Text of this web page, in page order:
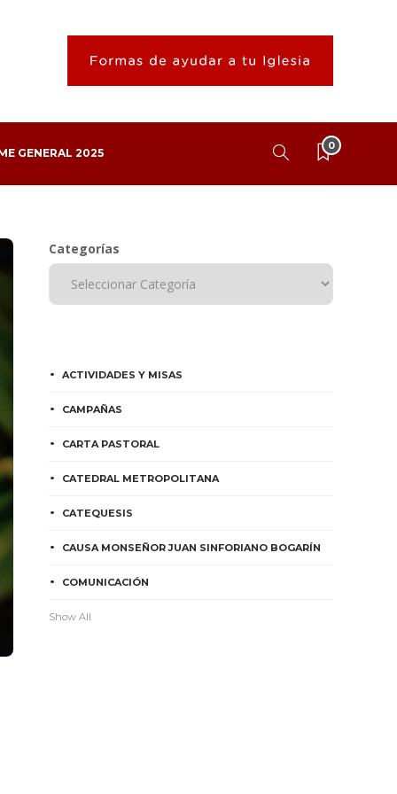
GENERAL 2025
0
Categorías
ACTIVIDADES Y MISAS
CAMPAÑAS
CARTA PASTORAL
CATEDRAL METROPOLITANA
CATEQUESIS
CAUSA MONSEÑOR JUAN SINFORIANO BOGARÍN
COMUNICACIÓN
Show All